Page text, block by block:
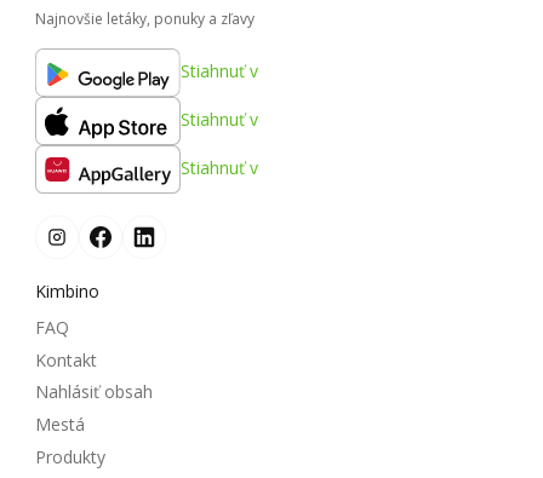
Najnovšie letáky, ponuky a zľavy
Stiahnuť v
Stiahnuť v
Stiahnuť v
Kimbino
FAQ
Kontakt
Nahlásiť obsah
Mestá
Produkty